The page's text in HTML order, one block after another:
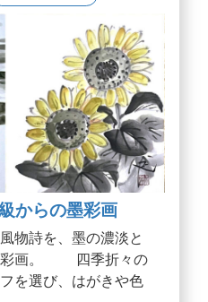
らの墨彩画
詩を、墨の濃淡と
彩画。 四季折々の
を選び、はがきや色